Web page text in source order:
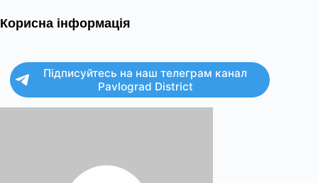
Корисна інформація
Підписуйтесь на наш телеграм канал
Pavlograd District